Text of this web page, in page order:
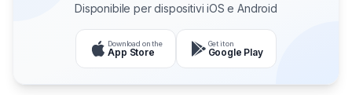
Disponibile per dispositivi iOS e Android
Download on the
App Store
Get it on
Google Play